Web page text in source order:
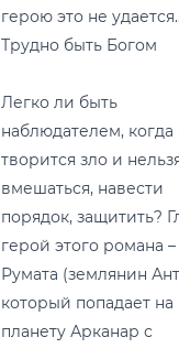
герою это не
Трудно быть Богом
Легко ли быть
наблюдателем, когда
творится зло и
вмешаться, навести
порядок, защитить?
герой этого романа
Румата (землянин
который попадает на
планету Арканар с